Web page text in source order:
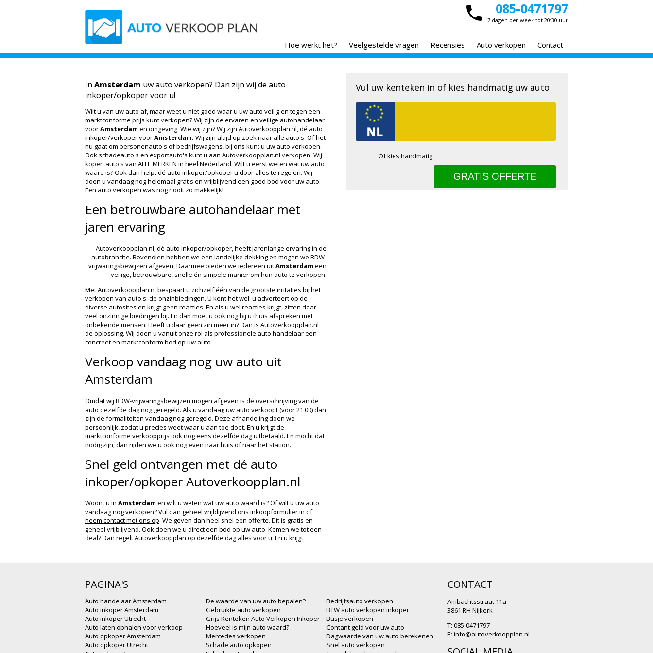
085-0471797
7 dagen per week tot 20:30 uur
Hoe werkt het? Veelgestelde vragen Recensies Auto verkopen Contact
In Amsterdam uw auto verkopen? Dan zijn wij de auto
inkoper/opkoper voor u!
Wilt u van uw auto af, maar weet u niet goed waar u uw auto veilig en tegen een
marktconforme prijs kunt verkopen? Wij zijn de ervaren en veilige autohandelaar
voorAmsterdam en omgeving. Wie wij zijn? Wij zijn Autoverkoopplan.nl, dé auto
inkoper/verkoper voorAmsterdam. Wij zijn altijd op zoek naar alle auto's. Of het
nu gaat om personenauto's of bedrijfswagens, bij ons kunt u uw auto verkopen.
Ook schadeauto's en exportauto's kunt u aan Autoverkoopplan.nl verkopen. Wij
kopen auto's van ALLE MERKEN in heel Nederland. Wilt u eerst weten wat uw auto
waard is? Ook dan helpt dé auto inkoper/opkoper u door alles te regelen. Wij
doen u vandaag nog helemaal gratis en vrijblijvend een goed bod voor uw auto.
Een auto verkopen was nog nooit zo makkelijk!
Een betrouwbare autohandelaar met
jaren ervaring
Autoverkoopplan.nl, dé auto inkoper/opkoper, heeft jarenlange ervaring in de
autobranche. Bovendien hebben we een landelijke dekking en mogen we RDW-
vrijwaringsbewijzen afgeven. Daarmee bieden we iedereen uitAmsterdam een
veilige, betrouwbare, snelle én simpele manier om hun auto te verkopen.
Met Autoverkoopplan.nl bespaart u zichzelf één van de grootste irritaties bij het
verkopen van auto's: de onzinbiedingen. U kent het wel: u adverteert op de
diverse autosites en krijgt geen reacties. En als u wel reacties krijgt, zitten daar
veel onzinnige biedingen bij. En dan moet u ook nog bij u thuis afspreken met
onbekende mensen. Heeft u daar geen zin meer in? Dan is Autoverkoopplan.nl
de oplossing. Wij doen u vanuit onze rol als professionele auto handelaar een
concreet en marktconform bod op uw auto.
Verkoop vandaag nog uw auto uit
Amsterdam
Omdat wij RDW-vrijwaringsbewijzen mogen afgeven is de overschrijving van de
auto dezelfde dag nog geregeld. Als u vandaag uw auto verkoopt (voor 21:00) dan
zijn de formaliteiten vandaag nog geregeld. Deze afhandeling doen we
persoonlijk, zodat u precies weet waar u aan toe doet. En u krijgt de
marktconforme verkoopprijs ook nog eens dezelfde dag uitbetaald. En mocht dat
nodig zijn, dan rijden we u ook nog even naar huis of naar het station.
Snel geld ontvangen met dé auto
inkoper/opkoper Autoverkoopplan.nl
Woont u in Amsterdam en wilt u weten wat uw auto waard is? Of wilt u uw auto
vandaag nog verkopen? Vul dan geheel vrijblijvend ons inkoopformulierin of
neem contact met ons op. We geven dan heel snel een offerte. Dit is gratis en
geheel vrijblijvend. Ook doen we u direct een bod op uw auto. Komen we tot een
deal? Dan regelt Autoverkoopplan op dezelfde dag alles voor u. En u krijgt
Vul uw kenteken in of kies handmatig uw auto
Of kies handmatig
PAGINA'S
Auto handelaar Amsterdam
Auto inkoper Amsterdam
Auto inkoper Utrecht
Auto laten ophalen voor verkoop
Auto opkoper Amsterdam
Auto opkoper Utrecht
De waarde van uw auto bepalen?
Gebruikte auto verkopen
Grijs Kenteken Auto Verkopen Inkoper
Hoeveel is mijn auto waard?
Mercedes verkopen
Schade auto opkopen
Bedrijfsauto verkopen
BTW auto verkopen inkoper
Busje verkopen
Contant geld voor uw auto
Dagwaarde van uw auto berekenen
Snel auto verkopen
CONTACT
Ambachtsstraat 11a
3861 RH Nijkerk
T: 085-0471797
E: info@autoverkoopplan.nl